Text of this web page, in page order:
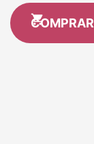
COMPRAR